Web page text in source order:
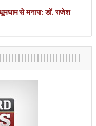
से मनाया: डॉ. राजेश